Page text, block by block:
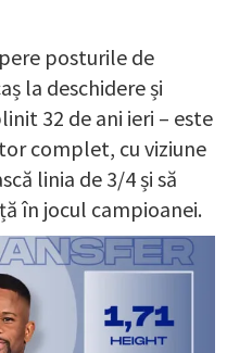
posturile de
la deschidere și
32 de ani ieri – este
complet, cu viziune
linia de 3/4 și să
în jocul campioanei.